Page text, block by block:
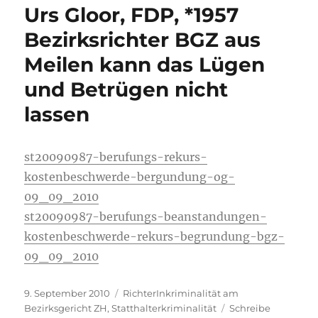
l'
Europe,
F-
Urs Gloor, FDP, *1957
Bezirksrichter BGZ aus
Meilen kann das Lügen
und Betrügen nicht
lassen
st20090987-berufungs-rekurs-
kostenbeschwerde-bergundung-og-
09_09_2010
st20090987-berufungs-beanstandungen-
kostenbeschwerde-rekurs-begrundung-bgz-
09_09_2010
Veröffentlicht
am
9. September 2010 Kategorien
RichterInkriminalität am
Bezirksgericht ZH,Statthalterkriminalität
Schreibe